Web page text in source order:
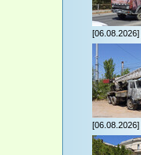
[06.08.2026]
[06.08.2026]